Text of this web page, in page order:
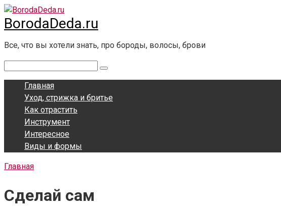
Перейти
к
контенту
BorodaDeda.ru
Все, что вы хотели знать, про бороды, волосы, брови
Главная
Уход, стрижка и бритье
Как отрастить
Инструмент
Интересное
Виды и формы
Главная
Сделай сам